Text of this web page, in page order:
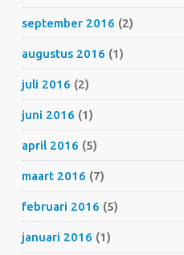
september 2016 (2)
augustus 2016 (1)
juli 2016 (2)
juni 2016 (1)
april 2016 (5)
maart 2016 (7)
februari 2016 (5)
januari 2016 (1)